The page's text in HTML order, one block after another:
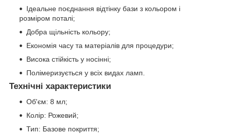
Ідеальне поєднання відтінку бази з кольором і
розміром поталі;
Добра щільність кольору;
Економія часу та матеріалів для процедури;
Висока стійкість у носінні;
Полімеризується у всіх видах ламп.
Технічні характеристики
Об'єм: 8 мл;
Колір: Рожевий;
Тип: Базове покриття;